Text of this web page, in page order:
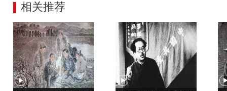
相关推荐